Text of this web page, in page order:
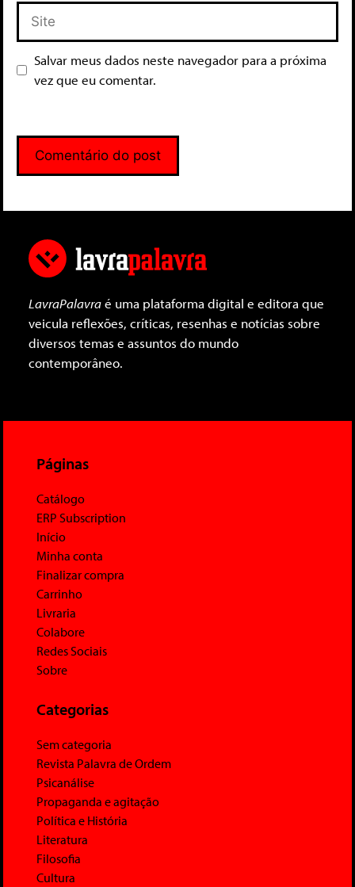
Salvar meus dados neste navegador para a próxima
vez que eu comentar.
LavraPalavraé uma plataforma digital e editora que
veicula reflexões, críticas, resenhas e notícias sobre
diversos temas e assuntos do mundo
contemporâneo.
Páginas
Catálogo
ERP Subscription
Início
Minha conta
Finalizar compra
Carrinho
Livraria
Colabore
Redes Sociais
Sobre
Categorias
Sem categoria
Revista Palavra de Ordem
Psicanálise
Propaganda e agitação
Política e História
Literatura
Filosofia
Cultura